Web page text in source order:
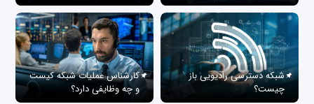
شبکه دسترسی رادیویی باز
چیست؟
کارشناس عملیات شبکه کیست
و چه وظایفی دارد؟